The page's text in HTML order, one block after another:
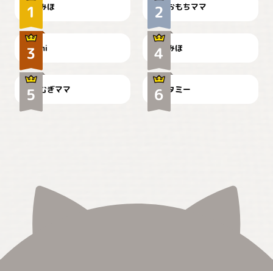
みほ おもちママ
可愛い？
mi
見てるぞぉ
みほ
🌻とむぎ！
むぎママ
ドーベルマンのお友達邸に
て
タミー